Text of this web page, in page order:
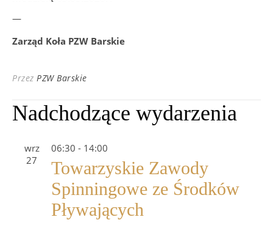
—
Zarząd Koła PZW Barskie
Przez PZW Barskie
Nadchodzące wydarzenia
wrz
27
06:30 - 14:00
Towarzyskie Zawody
Spinningowe ze Środków
Pływających